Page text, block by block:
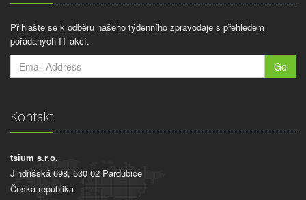
Přihlašte se k odběru našeho týdenního zpravodaje s přehledem
pořádaných IT akcí.
Go
Kontakt
tsium s.r.o.
Jindřišská 698, 530 02 Pardubice
Česká republika